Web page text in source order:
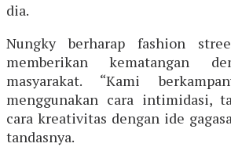
dia.
Nungky berharap fashion
memberikan kematangan
masyarakat. “Kami
menggunakan cara intimidasi,
cara kreativitas dengan ide
tandasnya.